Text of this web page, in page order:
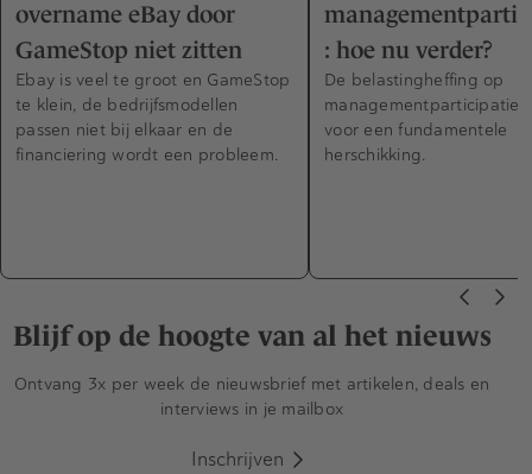
overname eBay door
GameStop niet zitten
Ebay is veel te groot en GameStop
te klein, de bedrijfsmodellen
passen niet bij elkaar en de
financiering wordt een probleem.
: hoe nu verder?
De belastingheffing op
managementparticipaties
voor een fundamentele
herschikking.
Blijf op de hoogte van al het nieuws
Ontvang 3x per week de nieuwsbrief met artikelen, deals en
interviews in je mailbox
Inschrijven